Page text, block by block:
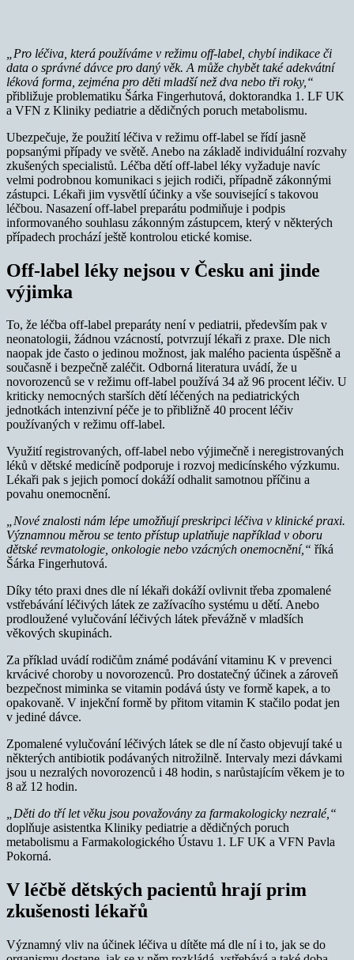
„Pro léčiva, která používáme v režimu off-label, chybí indikace či
data o správné dávce pro daný věk. A může chybět také adekvátní
léková forma, zejména pro děti mladší než dva nebo tři roky,“
přibližuje problematiku Šárka Fingerhutová, doktorandka 1. LF UK
a VFN z Kliniky pediatrie a dědičných poruch metabolismu.
Ubezpečuje, že použití léčiva v režimu off-label se řídí jasně
popsanými případy ve světě. Anebo na základě individuální rozvahy
zkušených specialistů. Léčba dětí off-label léky vyžaduje navíc
velmi podrobnou komunikaci s jejich rodiči, případně zákonnými
zástupci. Lékaři jim vysvětlí účinky a vše související s takovou
léčbou. Nasazení off-label preparátu podmiňuje i podpis
informovaného souhlasu zákonným zástupcem, který v některých
případech prochází ještě kontrolou etické komise.
Off-label léky nejsou v Česku ani jinde
výjimka
To, že léčba off-label preparáty není v pediatrii, především pak v
neonatologii, žádnou vzácností, potvrzují lékaři z praxe. Dle nich
naopak jde často o jedinou možnost, jak malého pacienta úspěšně a
současně i bezpečně zaléčit. Odborná literatura uvádí, že u
novorozenců se v režimu off-label používá 34 až 96 procent léčiv. U
kriticky nemocných starších dětí léčených na pediatrických
jednotkách intenzivní péče je to přibližně 40 procent léčiv
používaných v režimu off-label.
Využití registrovaných, off-label nebo výjimečně i neregistrovaných
léků v dětské medicíně podporuje i rozvoj medicínského výzkumu.
Lékaři pak s jejich pomocí dokáží odhalit samotnou příčinu a
povahu onemocnění.
„Nové znalosti nám lépe umožňují preskripci léčiva v klinické praxi.
Významnou měrou se tento přístup uplatňuje například v oboru
dětské revmatologie, onkologie nebo vzácných onemocnění,“ říká
Šárka Fingerhutová.
Díky této praxi dnes dle ní lékaři dokáží ovlivnit třeba zpomalené
vstřebávání léčivých látek ze zažívacího systému u dětí. Anebo
prodloužené vylučování léčivých látek převážně v mladších
věkových skupinách.
Za příklad uvádí rodičům známé podávání vitaminu K v prevenci
krvácivé choroby u novorozenců. Pro dostatečný účinek a zároveň
bezpečnost miminka se vitamin podává ústy ve formě kapek, a to
opakovaně. V injekční formě by přitom vitamin K stačilo podat jen
v jediné dávce.
Zpomalené vylučování léčivých látek se dle ní často objevují také u
některých antibiotik podávaných nitrožilně. Intervaly mezi dávkami
jsou u nezralých novorozenců i 48 hodin, s narůstajícím věkem je to
8 až 12 hodin.
„Děti do tří let věku jsou považovány za farmakologicky nezralé,“
doplňuje asistentka Kliniky pediatrie a dědičných poruch
metabolismu a Farmakologického Ústavu 1. LF UK a VFN Pavla
Pokorná.
V léčbě dětských pacientů hrají prim
zkušenosti lékařů
Významný vliv na účinek léčiva u dítěte má dle ní i to, jak se do